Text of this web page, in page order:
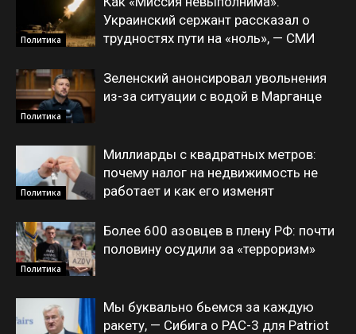
Политика
Украинский сержант рассказал о
трудностях пути на «ноль», — СМИ
Политика
Зеленский анонсировал увольнения
из-за ситуации с водой в Марганце
Политика
Миллиарды с квадратных метров:
почему налог на недвижимость не
работает и как его изменят
Политика
Более 600 азовцев в плену РФ: почти
половину осудили за «терроризм»
Мы буквально бьемся за каждую
ракету, — Сибига о PAC-3 для Patriot